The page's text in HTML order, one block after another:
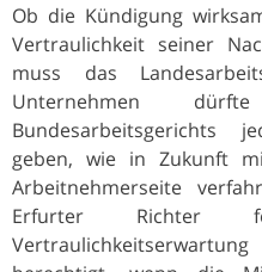
Ob die Kündigung
Vertraulichkeit seiner
muss das
Unternehmen
Bundesarbeitsgerichts
geben, wie in Zukunft
Arbeitnehmerseite
Erfurter Richter